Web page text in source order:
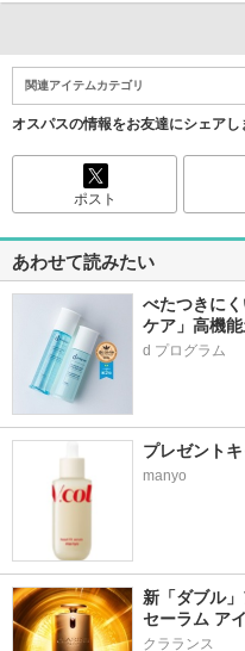
関連アイテムカテゴリ
オスパスの情報をお友達にシェアし
ポスト
あわせて読みたい
べたつきに
ケア」高機
プレゼント
manyo
新「ダブル
セーラム ア
クラランス